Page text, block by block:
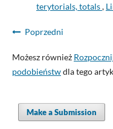
terytorials, totals,
Poprzedni
Możesz również
podobieństwdla tego
Make a Submission